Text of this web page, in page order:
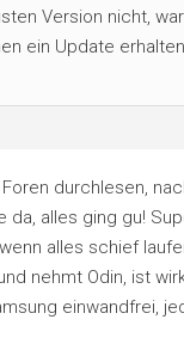
Version nicht,
ein Update
durchlesen,
da, alles ging gu!
alles schief
nehmt Odin, ist
einwandfrei,